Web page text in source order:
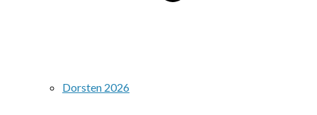
Dorsten 2026